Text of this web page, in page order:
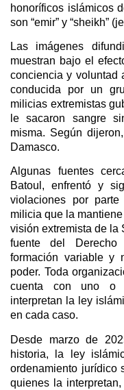
honoríficos islámicos
son “emir” y “sheikh”
Las imágenes
muestran bajo el
conciencia y voluntad
conducida por un
milicias extremistas
le sacaron sangre
misma. Según
Damasco.
Algunas fuentes
Batoul, enfrentó y
violaciones por
milicia que la
visión extremista de la
fuente del
formación variable y
poder. Toda
cuenta con uno o
interpretan la ley
en cada caso.
Desde marzo de
historia, la ley
ordenamiento jurídico
quienes la